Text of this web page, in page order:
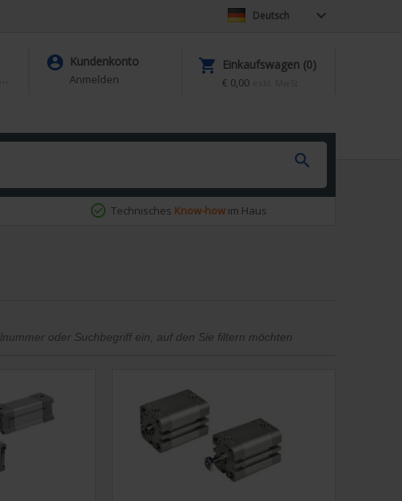
Deutsch 
Wir helfen Ihnen gerne weiter
 Kundenkonto
Anmelden
 Einkaufswagen (0)
€ 0,00

Technisches Know-how im Haus